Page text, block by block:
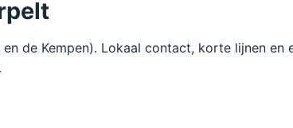
de Kempen). Lokaal contact, korte lijnen en